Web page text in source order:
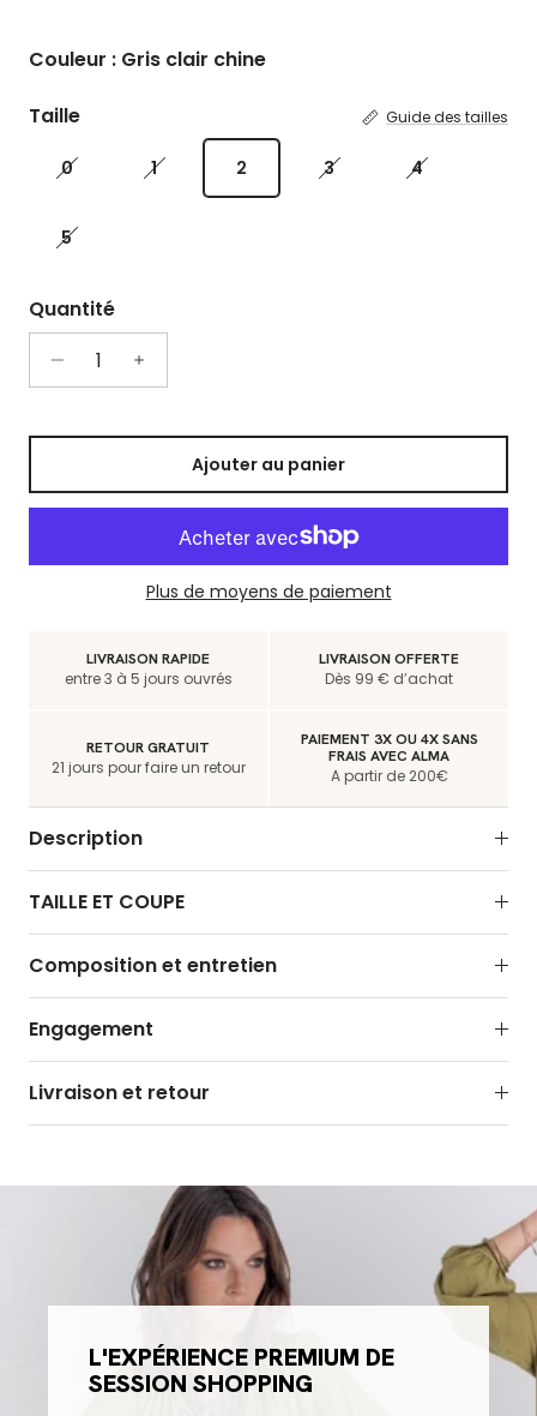
Couleur : Gris clair chine
Guide des tailles
Taille
0 1 2 3 4
5
Quantité
Ajouter au panier
Plus de moyens de paiement
LIVRAISON RAPIDE
entre 3 à 5 jours ouvrés
LIVRAISON OFFERTE
Dès 99 € d’achat
RETOUR GRATUIT
21 jours pour faire un retour
PAIEMENT 3X OU 4X SANS
FRAIS AVEC ALMA
A partir de 200€
Description
TAILLE ET COUPE
Composition et entretien
Engagement
Livraison et retour
L'EXPÉRIENCE PREMIUM DE
SESSION SHOPPING